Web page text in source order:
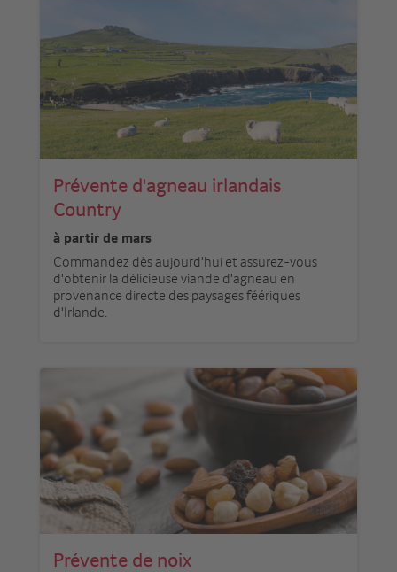
Prévente d'agneau irlandais
Country
à partir de mars
Commandez dès aujourd'hui et assurez-vous
d'obtenir la délicieuse viande d'agneau en
provenance directe des paysages féériques
d'Irlande.
Prévente de noix